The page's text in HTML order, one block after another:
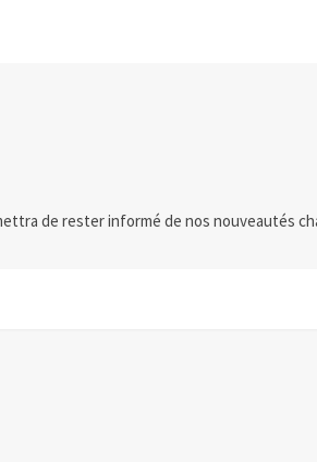
de rester informé de nos nouveautés